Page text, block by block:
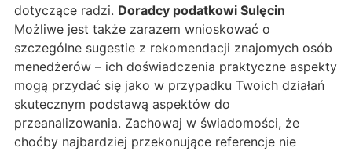
dotyczące radzi. Doradcy podatkowi Sulęcin
Możliwe jest także zarazem wnioskować o
szczególne sugestie z rekomendacji znajomych osób
menedżerów – ich doświadczenia praktyczne aspekty
mogą przydać się jako w przypadku Twoich działań
skutecznym podstawą aspektów do
przeanalizowania. Zachowaj w świadomości, że
choćby najbardziej przekonujące referencje nie